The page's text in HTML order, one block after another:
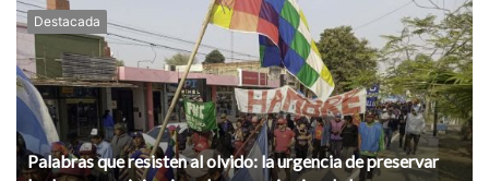
Destacada
Palabras que resisten al olvido: la urgencia de preservar